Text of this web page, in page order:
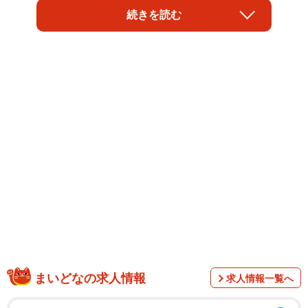
◇ ◇
続きを読む
まいどなの求人情報 求人情報一覧へ